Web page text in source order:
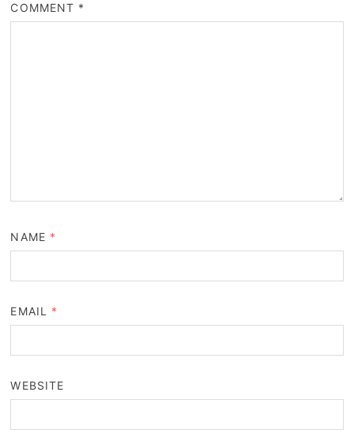
COMMENT *
NAME *
EMAIL *
WEBSITE